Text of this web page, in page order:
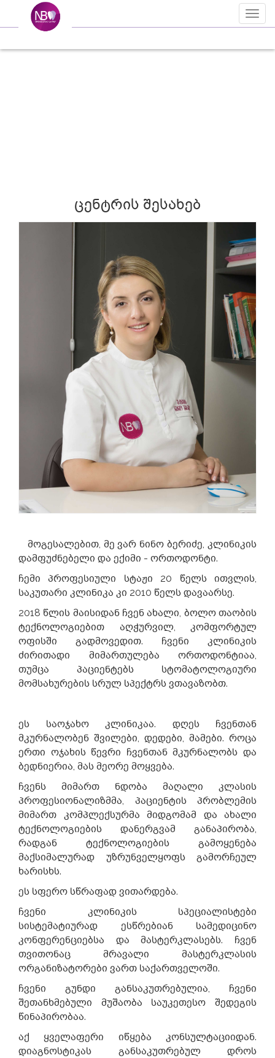
ცენტრის შესახებ
მოგესალებით, მე ვარ ნინო ბერიძე, კლინიკის
დამფუძნებელი და ექიმი - ორთოდონტი.
ჩემი პროფესიული სტაჟი 20 წელს ითვლის,
საკუთარი კლინიკა კი 2010 წელს დავაარსე.
2018 წლის მაისიდან ჩვენ ახალი, ბოლო თაობის
ტექნოლოგიებით აღჭურვილ, კომფორტულ
ოფისში გადმოვედით. ჩვენი კლინიკის
ძირითადი მიმართულება ორთოდონტიაა,
თუმცა პაციენტებს სტომატოლოგიური
მომსახურების სრულ სპექტრს ვთავაზობთ.
ეს საოჯახო კლინიკაა. დღეს ჩვენთან
მკურნალობენ შვილები, დედები, მამები. როცა
ერთი ოჯახის წევრი ჩვენთან მკურნალობს და
ბედნიერია, მას მეორე მოყვება.
ჩვენს მიმართ ნდობა მაღალი კლასის
პროფესიონალიზმმა, პაციენტის პრობლემის
მიმართ კომპლექსურმა მიდგომამ და ახალი
ტექნოლოგიების დანერგვამ განაპირობა,
რადგან ტექნოლოგიების გამოყენება
მაქსიმალურად უზრუნველყოფს გამორჩეულ
ხარისხს.
ეს სფერო სწრაფად ვითარდება.
ჩვენი კლინიკის სპეციალისტები
სისტემატიურად ესწრებიან სამედიცინო
კონფერენციებსა და მასტერკლასებს. ჩვენ
თვითონაც მრავალი მასტერკლასის
ორგანიზატორები ვართ საქართველოში.
ჩვენი გუნდი განსაკუთრებულია, ჩვენი
შეთანხმებული მუშაობა საუკეთესო შედეგის
წინაპირობაა.
აქ ყველაფერი იწყება კონსულტაციიდან.
დიაგნოსტიკას განსაკუთრებულ დროს